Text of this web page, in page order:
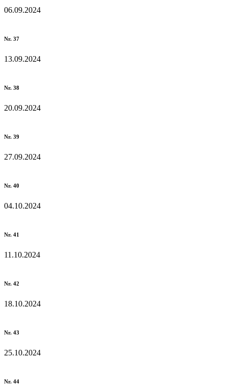
06.09.2024
Nr. 37
13.09.2024
Nr. 38
20.09.2024
Nr. 39
27.09.2024
Nr. 40
04.10.2024
Nr. 41
11.10.2024
Nr. 42
18.10.2024
Nr. 43
25.10.2024
Nr. 44